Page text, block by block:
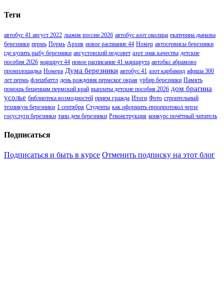
Теги
автобус 41 август 2022 лыжня россии 2026 автобус азот околица екатерина дьякова
березники пермь Пермь Архив новое распиание 44 Номер автосервисы березники
где купить рыбу березники августовский педсовет азот знак качества детские
пособия 2026 маршрут 44 новое расписание 41 маршрута автобкс абрамово
промплощадка Номера Дума березники автобус 41 азот карбамид афиша 300
лет пермь флешбаттл день рождения пермског окрая урбир березники Память
помощь бещенцам пермский край выплаты детские пособия 2026 дом брагина
усолье библиотека возмодностей прием гражда Итоги Фото строительный
техникум березники 1 сентября Студенты как оформить европротокол черзе
госуслуги березники танц дем березники Реконструкция конкурс почётный читатель
Подписаться
Подписаться и быть в курсе Отменить подписку на этот блог